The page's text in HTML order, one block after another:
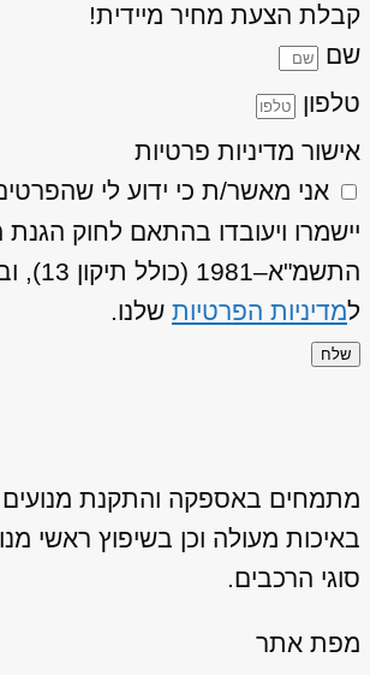
קבלת הצעת מחיר מיידית!
שם
טלפון
אישור מדיניות פרטיות
אני מאשר/ת כי ידוע לי
יישמרו ויעובדו בהתאם לחוק הגנת
למדיניות הפרטיות שלנו.
שלח
מתמחים באספקה והתקנת מנועים
באיכות מעולה וכן בשיפוץ ראשי
סוגי הרכבים.
מפת אתר